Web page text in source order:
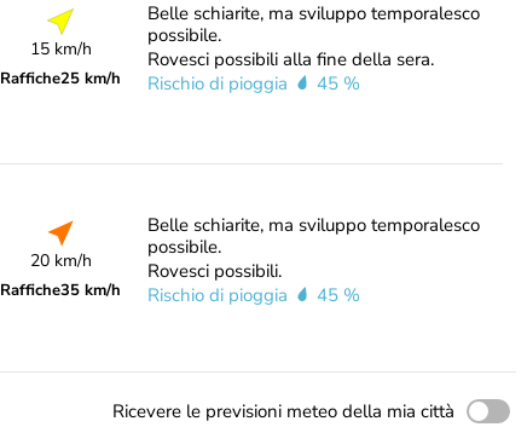
15 km/h
Raffiche25 km/h
Belle schiarite, ma sviluppo temporalesco
possibile.
Rovesci possibili alla fine della sera.
Rischio di pioggia
45 %
20 km/h
Raffiche35 km/h
Belle schiarite, ma sviluppo temporalesco
possibile.
Rovesci possibili.
Rischio di pioggia
45 %
Ricevere le previsioni meteo della mia città